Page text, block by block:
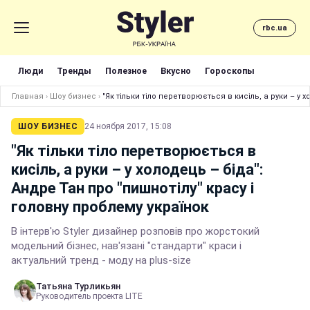
rbc.ua
Люди Тренды Полезное Вкусно Гороскопы
Главная › Шоу бизнес › "Як тільки тіло перетворюється в кисіль, а руки – у
ШОУ БИЗНЕС 24 ноября 2017, 15:08
"Як тільки тіло перетворюється в
кисіль, а руки – у холодець – біда":
Андре Тан про "пишнотілу" красу і
головну проблему українок
В інтерв'ю Styler дизайнер розповів про жорстокий
модельний бізнес, нав'язані "стандарти" краси і
актуальний тренд - моду на plus-size
Татьяна Турликьян
Руководитель проекта LITE